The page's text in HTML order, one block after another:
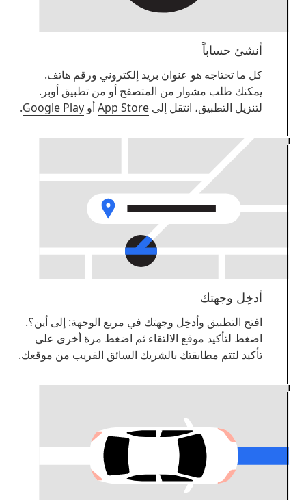
أنشئ حساباً
كل ما تحتاجه هو عنوان بريد إلكتروني ورقم هاتف.
يمكنك طلب مشوار من المتصفح أو من تطبيق أوبر.
لتنزيل التطبيق، انتقل إلى App Storeأو Google Play
.
أدخِل وجهتك
افتح التطبيق وأدخِل وجهتك في مربع الوجهة: إلى أين؟.
اضغط لتأكيد موقع الالتقاء ثم اضغط مرة أخرى على
تأكيد لتتم مطابقتك بالشريك السائق القريب من موقعك.